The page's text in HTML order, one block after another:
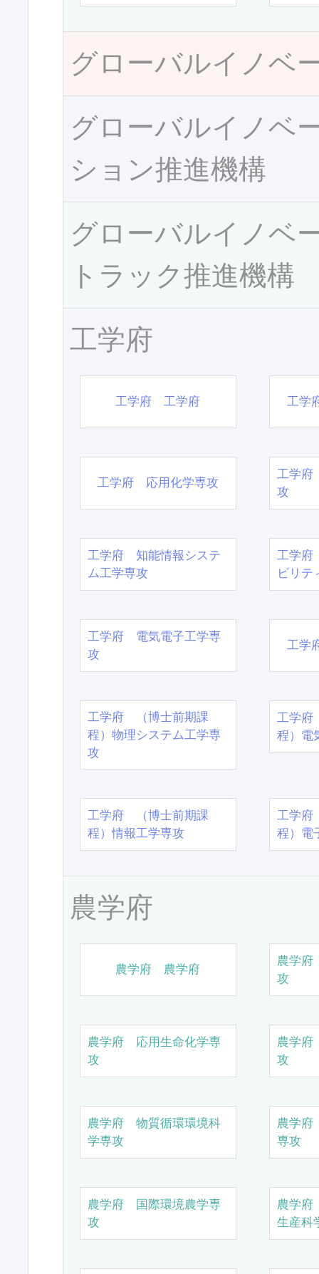
グローバルイノベ
グローバルイノベ
ション推進機構
グローバルイノベ
トラック推進機構
工学府
工学府 工学府 工学
工学府 応用化学専攻
工学府
攻
工学府 知能情報システ
ム工学専攻
工学府
ビリテ
工学府 電気電子工学専
攻
工学
工学府 （博士前期課
程）物理システム工学専
攻
工学
程）電
工学府 （博士前期課
程）情報工学専攻
工学
程）電
農学府
農学府 農学府
農学
攻
農学府 応用生命化学専
攻
農学
攻
農学府 物質循環環境科
学専攻
農学
専攻
農学府 国際環境農学専
攻
農学
生産科